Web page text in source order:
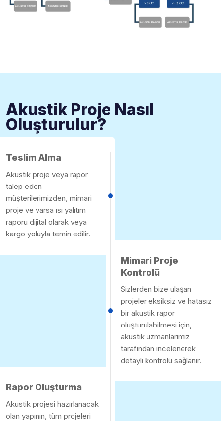
Akustik Proje Nasıl
Oluşturulur?
Teslim Alma
Akustik proje veya rapor
talep eden
müşterilerimizden, mimari
proje ve varsa ısı yalıtım
raporu dijital olarak veya
kargo yoluyla temin edilir.
Mimari Proje
Kontrolü
Sizlerden bize ulaşan
projeler eksiksiz ve hatasız
bir akustik rapor
oluşturulabilmesi için,
akustik uzmanlarımız
tarafından incelenerek
detaylı kontrolü sağlanır.
Rapor Oluşturma
Akustik projesi hazırlanacak
olan yapının, tüm projeleri